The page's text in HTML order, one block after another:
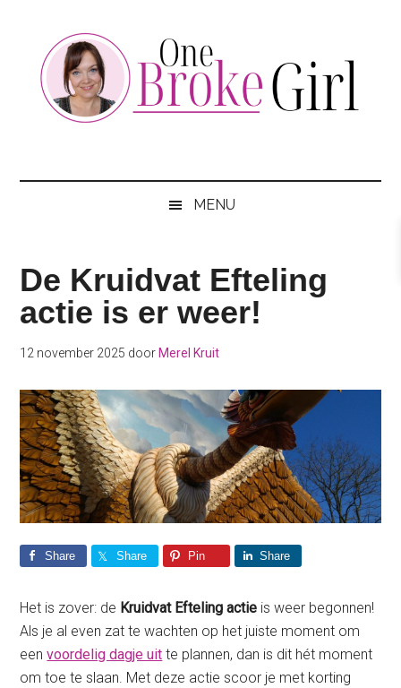
content
secondary
MENU
De Kruidvat Efteling
actie is er weer!
12 november 2025 door Merel Kruit
Share Share Pin Share
Het is zover: de Kruidvat Efteling actie is weer begonnen!
Als je al even zat te wachten op het juiste moment om
eenvoordelig dagje uit te plannen, dan is dit hét moment
om toe te slaan. Met deze actie scoor je met korting